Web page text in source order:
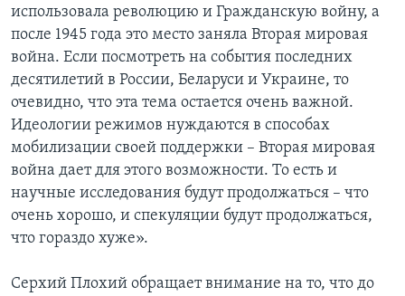
использовала революцию и Гражданскую войну, а
после 1945 года это место заняла Вторая мировая
война. Если посмотреть на события последних
десятилетий в России, Беларуси и Украине, то
очевидно, что эта тема остается очень важной.
Идеологии режимов нуждаются в способах
мобилизации своей поддержки – Вторая мировая
война дает для этого возможности. То есть и
научные исследования будут продолжаться – что
очень хорошо, и спекуляции будут продолжаться,
что гораздо хуже».
Серхий Плохий обращает внимание на то, что до